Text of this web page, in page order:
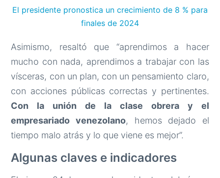
El presidente pronostica un crecimiento de 8 % para
finales de 2024
Asimismo, resaltó que “aprendimos a hacer
mucho con nada, aprendimos a trabajar con las
vísceras, con un plan, con un pensamiento claro,
con acciones públicas correctas y pertinentes.
Con la unión de la clase obrera y el
empresariado venezolano, hemos dejado el
tiempo malo atrás y lo que viene es mejor”.
Algunas claves e indicadores